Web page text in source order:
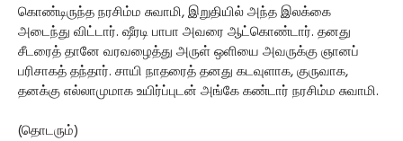
கொண்டிருந்த நரசிம்ம சுவாமி, இறுதியில் அந்த இலக்கை
அடைந்து விட்டார். ஷீரடி பாபா அவரை ஆட்கொண்டார். தனது
சீடரைத் தானே வரவழைத்து அருள் ஒளியை அவருக்கு ஞானப்
பரிசாகத் தந்தார். சாயி நாதரைத் தனது கடவுளாக, குருவாக,
தனக்கு எல்லாமுமாக உயிர்ப்புடன் அங்கே கண்டார் நரசிம்ம சுவாமி.
(தொடரும்)